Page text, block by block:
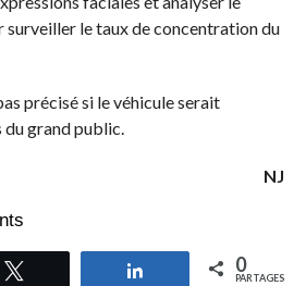
surveiller le taux de concentration du
précisé si le véhicule serait
grand public.
NJ
Partagez 0
PARTAGES